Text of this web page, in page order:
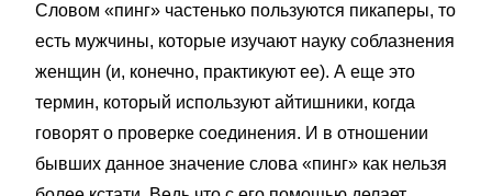
Словом «пинг» частенько пользуются пикаперы, то
есть мужчины, которые изучают науку соблазнения
женщин (и, конечно, практикуют ее). А еще это
термин, который используют айтишники, когда
говорят о проверке соединения. И в отношении
бывших данное значение слова «пинг» как нельзя